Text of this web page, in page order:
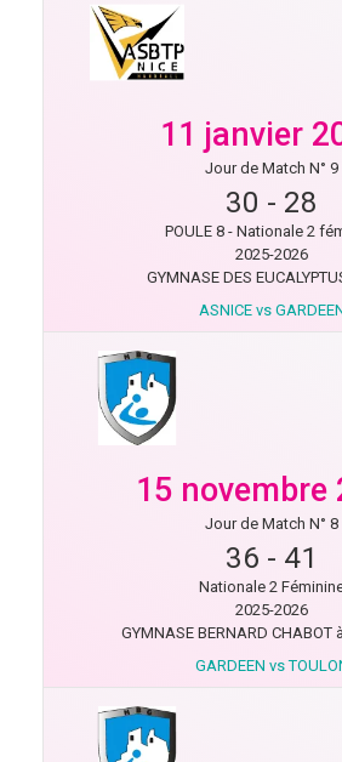
11 janvier
Jour de Match N° 9
30 - 28
POULE 8 - Nationale 2
2025-2026
GYMNASE DES
ASNICE vs
15 novembre
Jour de Match N° 8
36 - 41
Nationale 2
2025-2026
GYMNASE BERNARD CHABOT
GARDEEN vs